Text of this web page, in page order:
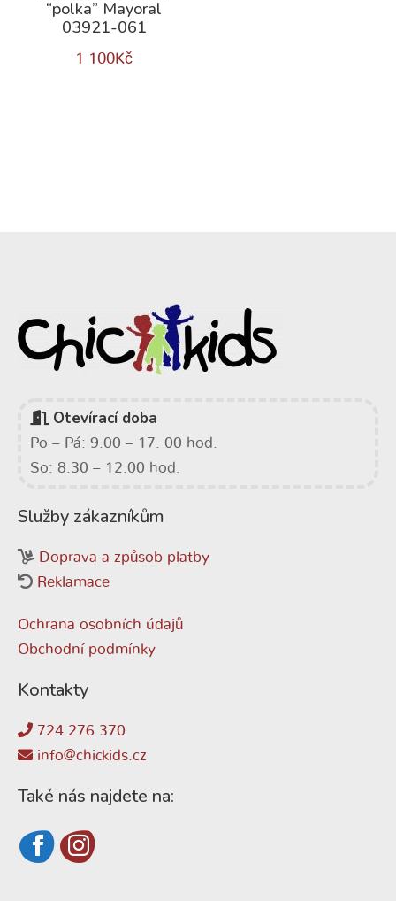
“polka” Mayoral
03921-061
1 100Kč
Otevírací doba
Po – Pá: 9.00 – 17. 00 hod.
So: 8.30 – 12.00 hod.
Služby zákazníkům
Doprava a způsob platby
Reklamace
Ochrana osobních údajů
Obchodní podmínky
Kontakty
724 276 370
info@chickids.cz
Také nás najdete na: